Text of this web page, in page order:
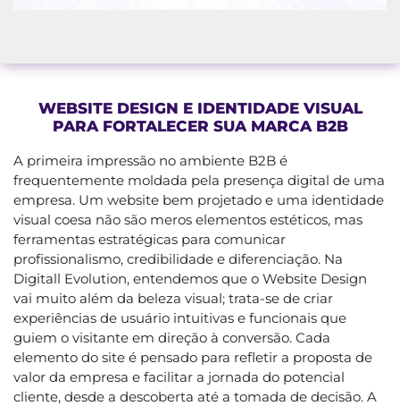
WEBSITE DESIGN E IDENTIDADE VISUAL
PARA FORTALECER SUA MARCA B2B
A primeira impressão no ambiente B2B é
frequentemente moldada pela presença digital de uma
empresa. Um website bem projetado e uma identidade
visual coesa não são meros elementos estéticos, mas
ferramentas estratégicas para comunicar
profissionalismo, credibilidade e diferenciação. Na
Digitall Evolution, entendemos que o Website Design
vai muito além da beleza visual; trata-se de criar
experiências de usuário intuitivas e funcionais que
guiem o visitante em direção à conversão. Cada
elemento do site é pensado para refletir a proposta de
valor da empresa e facilitar a jornada do potencial
cliente, desde a descoberta até a tomada de decisão. A